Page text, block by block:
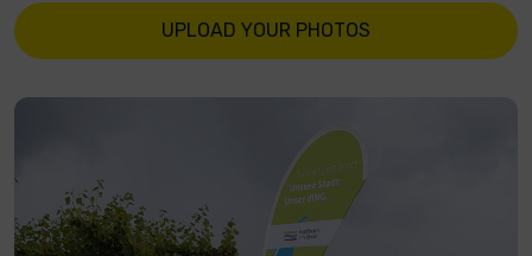
UPLOAD YOUR PHOTOS